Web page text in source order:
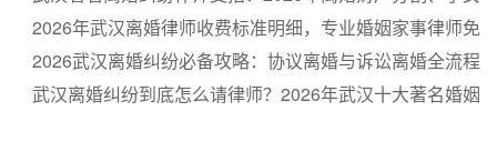
抚养、债务处理最全指南，不看后悔
2026年武汉离婚律师收费标准明细，专业婚姻家事律师免
费咨询24小时在线
2026武汉离婚纠纷必备攻略：协议离婚与诉讼离婚全流程
解析，财产分割、子女抚养权、离婚赔偿关键内容一次性
武汉离婚纠纷到底怎么请律师？2026年武汉十大著名婚姻